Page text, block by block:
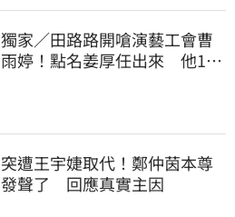
獨家／田路路開嗆演藝工會曹
雨婷！點名姜厚任出來 他16
突遭王宇婕取代！鄭仲茵本尊
發聲了 回應真實主因